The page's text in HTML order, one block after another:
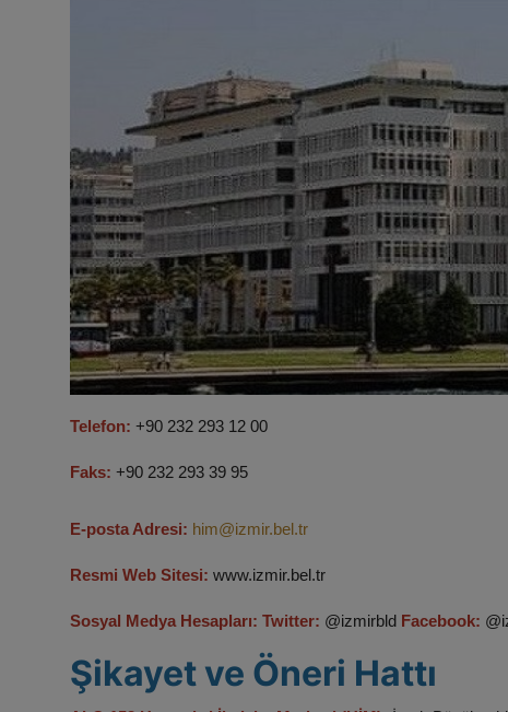
Telefon: +90 232 293 12 00
Faks: +90 232 293 39 95
​E-posta Adresi: him@izmir.bel.tr
Resmi Web Sitesi: www.izmir.bel.tr
Sosyal Medya Hesapları: Twitter: @izmirbld​ Facebook:
Şikayet ve Öneri Hattı